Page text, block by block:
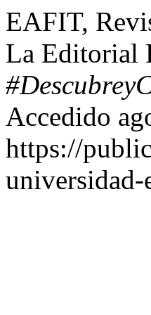
EAFIT,
La Editorial
Accedido
https://